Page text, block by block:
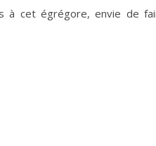
à cet égrégore, envie de